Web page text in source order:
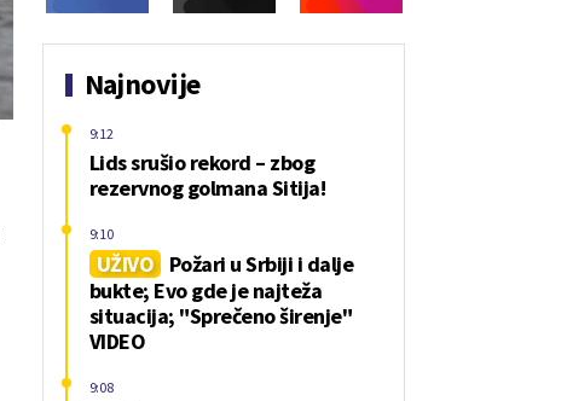
Najnovije
Lids srušio rekord – zbog
rezervnog golmana Sitija!
9:12
UŽIVO
Požari u Srbiji i dalje
bukte; Evo gde je najteža
situacija; "Sprečeno širenje"
VIDEO
9:10
9:08